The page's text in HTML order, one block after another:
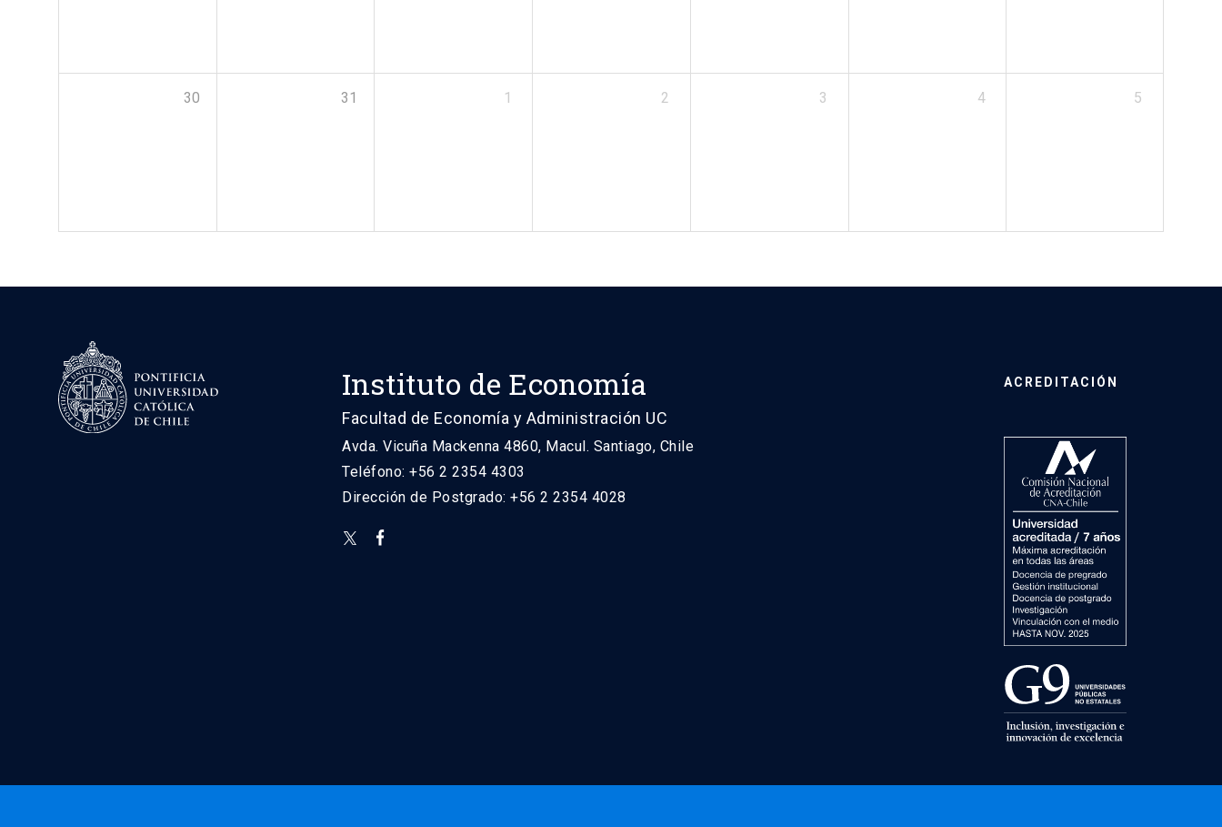
30 31 1 2 3 4 5
Instituto de Economía
Facultad de Economía y Administración UC
Avda. Vicuña Mackenna 4860, Macul. Santiago, Chile
Teléfono: +56 2 2354 4303
Dirección de Postgrado: +56 2 2354 4028
ACREDITACIÓN